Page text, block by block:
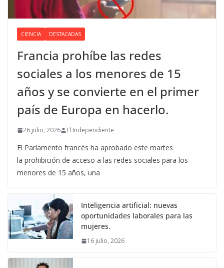
CIENCIA DESTACADAS
Francia prohíbe las redes
sociales a los menores de 15
años y se convierte en el primer
país de Europa en hacerlo.
26 julio, 2026 El Independiente
El Parlamento francés ha aprobado este martes
la prohibición de acceso a las redes sociales para los
menores de 15 años, una
Inteligencia artificial: nuevas
oportunidades laborales para las
mujeres.
16 julio, 2026